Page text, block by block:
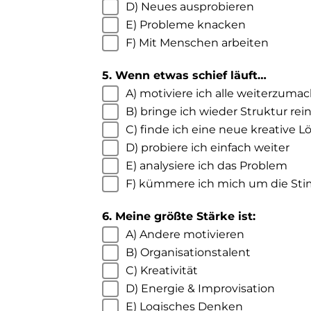
D) Neues ausprobieren
E) Probleme knacken
F) Mit Menschen arbeiten
5. Wenn etwas schief läuft…
A) motiviere ich alle
B) bringe ich wieder Struktur rein
C) finde ich eine neue kreative
D) probiere ich einfach weiter
E) analysiere ich das Problem
F) kümmere ich mich um die
6. Meine größte Stärke ist:
A) Andere motivieren
B) Organisationstalent
C) Kreativität
D) Energie & Improvisation
E) Logisches Denken